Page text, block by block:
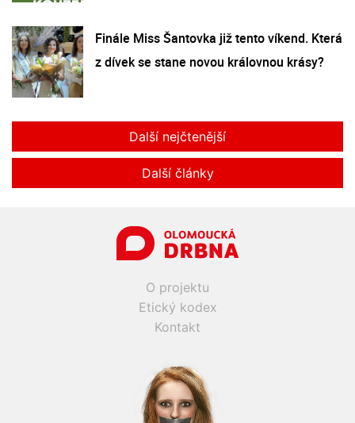
Finále Miss Šantovka již tento víkend. Která
z dívek se stane novou královnou krásy?
Další nejčtenější
Další články
O projektu
Etický kodex
Kontakt